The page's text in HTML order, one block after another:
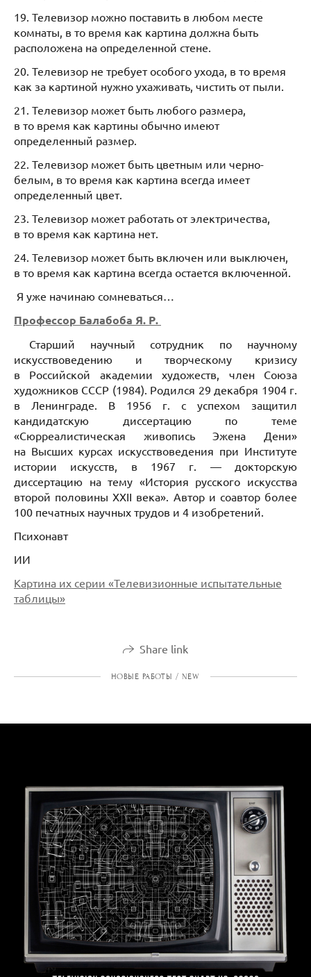
19. Телевизор можно поставить в любом месте
комнаты, в то время как картина должна быть
расположена на определенной стене.
20. Телевизор не требует особого ухода, в то время
как за картиной нужно ухаживать, чистить от пыли.
21. Телевизор может быть любого размера,
в то время как картины обычно имеют
определенный размер.
22. Телевизор может быть цветным или черно-
белым, в то время как картина всегда имеет
определенный цвет.
23. Телевизор может работать от электричества,
в то время как картина нет.
24. Телевизор может быть включен или выключен,
в то время как картина всегда остается включенной.
Я уже начинаю сомневаться…
Профессор Балабоба Я. Р.
Старший научный сотрудник по научному
искусствоведению и творческому кризису
в Российской академии художеств, член Союза
художников СССР (1984). Родился 29 декабря 1904 г.
в Ленинграде. В 1956 г. с успехом защитил
кандидатскую диссертацию по теме
«Сюрреалистическая живопись Эжена Дени»
на Высших курсах искусствоведения при Институте
истории искусств, в 1967 г. — докторскую
диссертацию на тему «История русского искусства
второй половины XXII века». Автор и соавтор более
100 печатных научных трудов и 4 изобретений.
Психонавт
ИИ
Картина их серии «Телевизионные испытательные
таблицы»
Share link
НОВЫЕ РАБОТЫ / NEW